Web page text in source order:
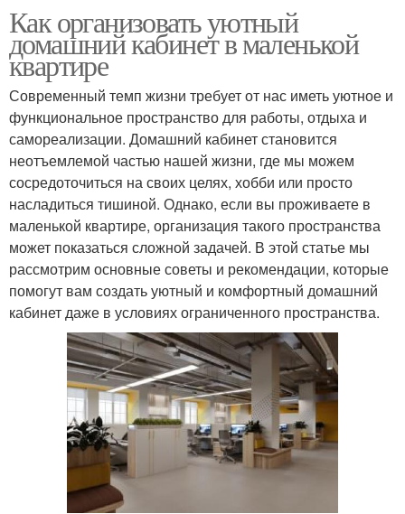
Как организовать уютный
домашний кабинет в маленькой
квартире
Современный темп жизни требует от нас иметь уютное и
функциональное пространство для работы, отдыха и
самореализации. Домашний кабинет становится
неотъемлемой частью нашей жизни, где мы можем
сосредоточиться на своих целях, хобби или просто
насладиться тишиной. Однако, если вы проживаете в
маленькой квартире, организация такого пространства
может показаться сложной задачей. В этой статье мы
рассмотрим основные советы и рекомендации, которые
помогут вам создать уютный и комфортный домашний
кабинет даже в условиях ограниченного пространства.